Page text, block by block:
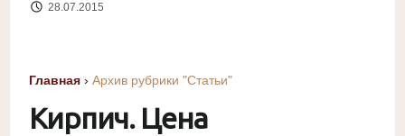
28.07.2015
Главная › Архив рубрики "Статьи"
Кирпич. Цена